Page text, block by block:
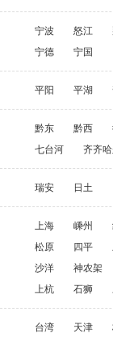
宁波 怒江
宁德
宁国
平阳 平湖
黔东 黔西
七台河
齐齐
瑞安 日土
上海 嵊州
松原
四平
沙洋
神农架
上杭
石狮
台湾 天津